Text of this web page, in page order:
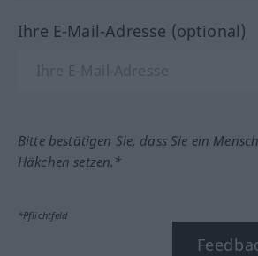
Ihre E-Mail-Adresse (optional)
Bitte bestätigen Sie, dass Sie ein
Häkchen setzen.*
*Pflichtfeld